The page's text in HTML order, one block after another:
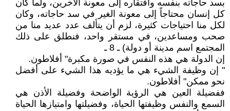
بسد حاجاته بنفسه وافتقاره إلى معونة الآخرين، ولما كان
كل إنسان محتاجاً إلى معونة الغير في سد حاجاته، وكان
لكل منا احتياجات كثيرة، لزم أن يتألف عدد عديد منا من
صحب ومساعدين، في مستقر واحد، فنطلق على ذلك
المجتمع اسم مدينة أو دولة) ـ 8 ـ
إن الدولة هي هذه النفس في صورة مكبرة" أفلاطون.
" إن وظيفة الشيء هي ما يؤديه هذا الشيء على أفضل
نحو ممكن" أفلاطون.
ففضيلة العين هي الرؤية الواضحة وفضيلة الأذن هي
السمع والنفس وظيفتها الحياة، وفضيلتها وامتيازها الحياة